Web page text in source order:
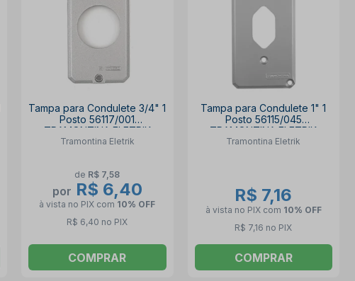
Tampa para Condulete 3/4" 1
Posto 56117/001
TRAMONTINA ELETRIK
Tramontina Eletrik
de R$ 7,58
por R$ 6,40
à vista no PIX com 10% OFF
R$ 6,40 no PIX
COMPRAR
Tampa para Condulete 1" 1
Posto 56115/045
TRAMONTINA ELETRIK
Tramontina Eletrik
R$ 7,16
à vista no PIX com 10% OFF
R$ 7,16 no PIX
COMPRAR